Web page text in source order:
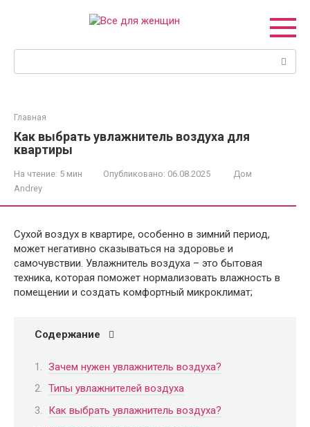
Главная
Как выбрать увлажнитель воздуха для
квартиры
На чтение: 5 мин Опубликовано: 06.08.2025
Дом
Andrey
Сухой воздух в квартире, особенно в зимний период,
может негативно сказываться на здоровье и
самочувствии. Увлажнитель воздуха – это бытовая
техника, которая поможет нормализовать влажность в
помещении и создать комфортный микроклимат;
Содержание
Зачем нужен увлажнитель воздуха?
Типы увлажнителей воздуха
Как выбрать увлажнитель воздуха?